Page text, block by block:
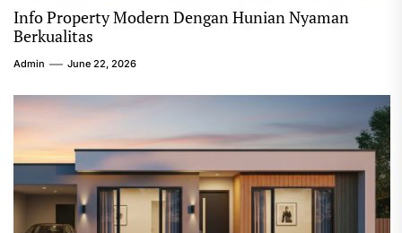
Info Property Modern Dengan Hunian Nyaman
Berkualitas
Admin June 22, 2026